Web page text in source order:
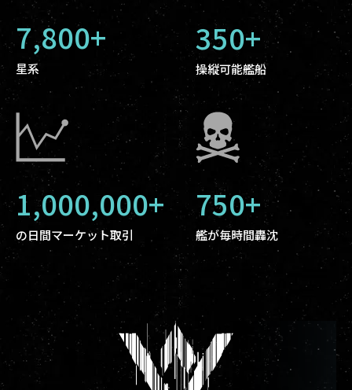
7,800+
星系
350+
操縦可能艦船
1,000,000+
の日間マーケット取引
750+
艦が毎時間轟沈